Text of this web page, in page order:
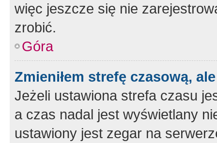
więc jeszcze się nie
zrobić.
Góra
Zmieniłem strefę czasową,
Jeżeli ustawiona strefa czasu
a czas nadal jest wyświetlany
ustawiony jest zegar na